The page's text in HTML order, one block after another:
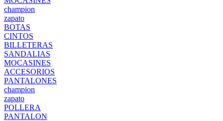
champion
zapato
BOTAS
CINTOS
BILLETERAS
SANDALIAS
MOCASINES
ACCESORIOS
PANTALONES
champion
zapato
POLLERA
PANTALON